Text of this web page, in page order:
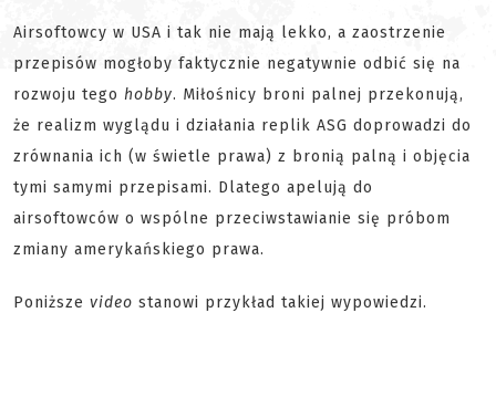
Airsoftowcy w USA i tak nie mają lekko, a zaostrzenie
przepisów mogłoby faktycznie negatywnie odbić się na
rozwoju tego hobby. Miłośnicy broni palnej przekonują,
że realizm wyglądu i działania replik ASG doprowadzi do
zrównania ich (w świetle prawa) z bronią palną i objęcia
tymi samymi przepisami. Dlatego apelują do
airsoftowców o wspólne przeciwstawianie się próbom
zmiany amerykańskiego prawa.
Poniższe video stanowi przykład takiej wypowiedzi.